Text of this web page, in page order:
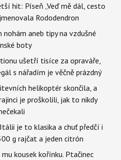
hit: Píseň „Veď mě dál, cesto
Rododendron
aneb tipy na vzdušné
boty
ušetří tisíce za opraváře,
s nářadím je věčně prázdný
helikoptér skončila, a
je proškolili, jak to nikdy
je to klasika a chuť předčí i
g rajčat a jeden citrón
kousek kořínku. Ptačinec